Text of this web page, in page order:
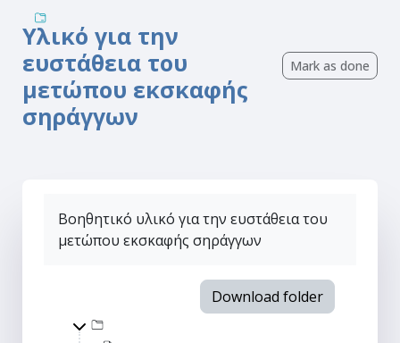
Υλικό για την
ευστάθεια του
μετώπου εκσκαφής
σηράγγων
Mark as done
Βοηθητικό υλικό για την ευστάθεια του
μετώπου εκσκαφής σηράγγων
Download folder